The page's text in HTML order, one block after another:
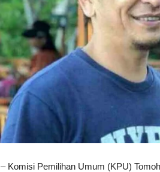
– Komisi Pemilihan Umum (KPU)